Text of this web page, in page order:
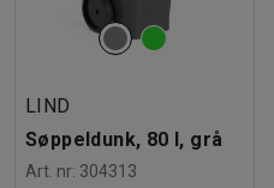
LIND
Søppeldunk, 80 l, grå
Art. nr: 304313